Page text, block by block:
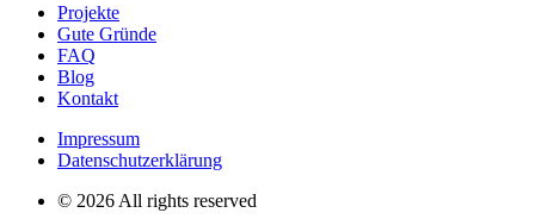
Projekte
Gute Gründe
FAQ
Blog
Kontakt
Impressum
Datenschutzerklärung
© 2026 All rights reserved